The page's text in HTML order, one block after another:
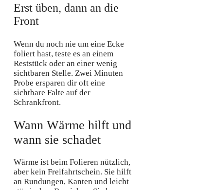
Erst üben, dann an die
Front
Wenn du noch nie um eine Ecke
foliert hast, teste es an einem
Reststück oder an einer wenig
sichtbaren Stelle. Zwei Minuten
Probe ersparen dir oft eine
sichtbare Falte auf der
Schrankfront.
Wann Wärme hilft und
wann sie schadet
Wärme ist beim Folieren nützlich,
aber kein Freifahrtschein. Sie hilft
an Rundungen, Kanten und leicht